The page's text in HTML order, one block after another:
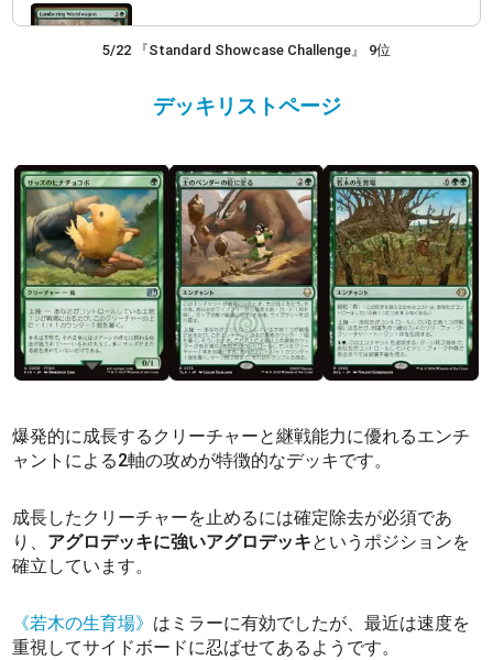
5/22 『Standard Showcase Challenge』 9位
デッキリストページ
爆発的に成長するクリーチャーと継戦能力に優れるエンチ
ャントによる2軸の攻めが特徴的なデッキです。
成長したクリーチャーを止めるには確定除去が必須であ
り、 アグロデッキに強いアグロデッキというポジションを
確立しています。
《若木の生育場》 はミラーに有効でしたが、最近は速度を
重視してサイドボードに忍ばせてあるようです。